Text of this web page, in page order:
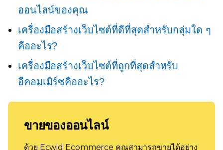
ออนไลน์ของคุณ
เครื่องมือสร้างเว็บไซต์ที่ดีที่สุดสำหรับกลุ่มใด ๆ
คืออะไร?
เครื่องมือสร้างเว็บไซต์ที่ถูกที่สุดสำหรับ
อีคอมเมิร์ซคืออะไร?
ขายของออนไลน์
ด้วย Ecwid Ecommerce คุณสามารถขายได้อย่าง